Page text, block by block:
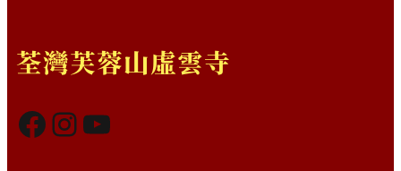
荃灣芙蓉山虛雲寺
Facebook InstagramYouTube